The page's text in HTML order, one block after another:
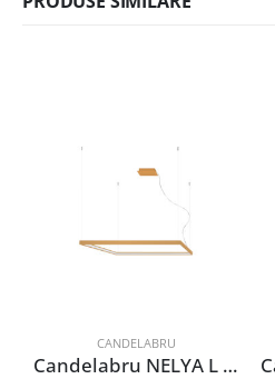
CANDELABRU
Candelabru NELYA L auriu 3000K